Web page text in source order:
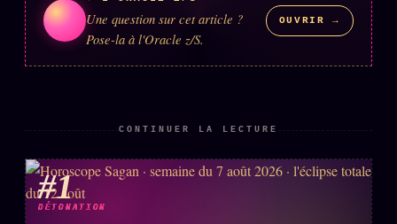
Words RadioFM
À la une
Recherche ⌕
Une question sur cet article ?
Pose-la à l'Oracle z/S.
OUVRIR →
CONTINUER LA LECTURE
#1
DÉTONATION